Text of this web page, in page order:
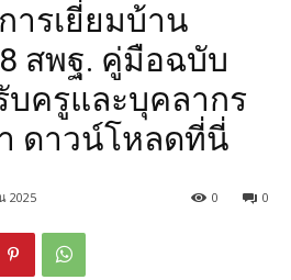
ารเยี่ยมบ้าน
สพฐ. คู่มือฉบับ
ครูและบุคลากร
ดาวน์โหลดที่นี่
2025 0
0